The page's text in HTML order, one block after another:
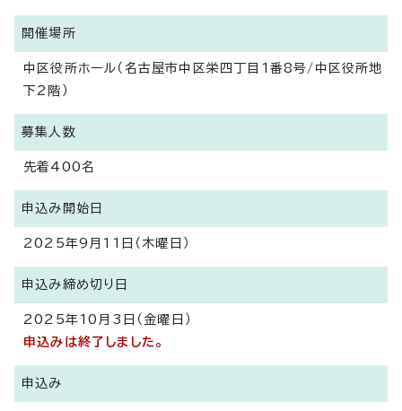
開催場所
中区役所ホール（名古屋市中区栄四丁目1番8号/中区役所地
下2階）
募集人数
先着400名
申込み開始日
2025年9月11日（木曜日）
申込み締め切り日
2025年10月3日（金曜日）
申込みは終了しました。
申込み